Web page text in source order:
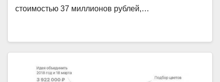
стоимостью 37 миллионов рублей,…